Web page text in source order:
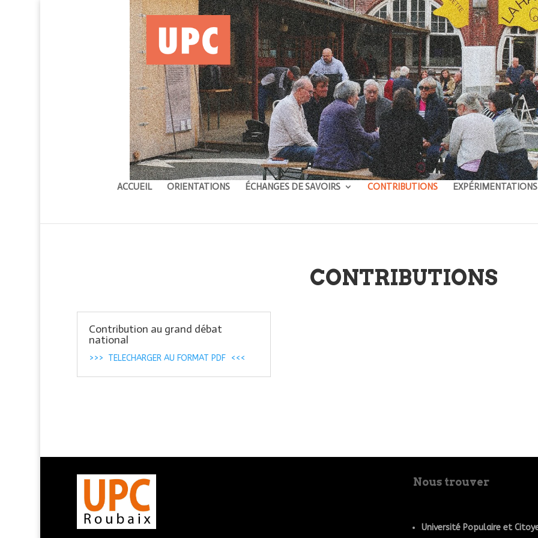
ACCUEIL ORIENTATIONS ÉCHANGES DE SAVOIRS CONTRIBUTIONS EXPÉRIMENTATIONS
CONTRIBUTIONS
Contribution au grand débat
national
>>> TELECHARGER AU FORMAT PDF <<<
Nous trouver
Université Populaire et